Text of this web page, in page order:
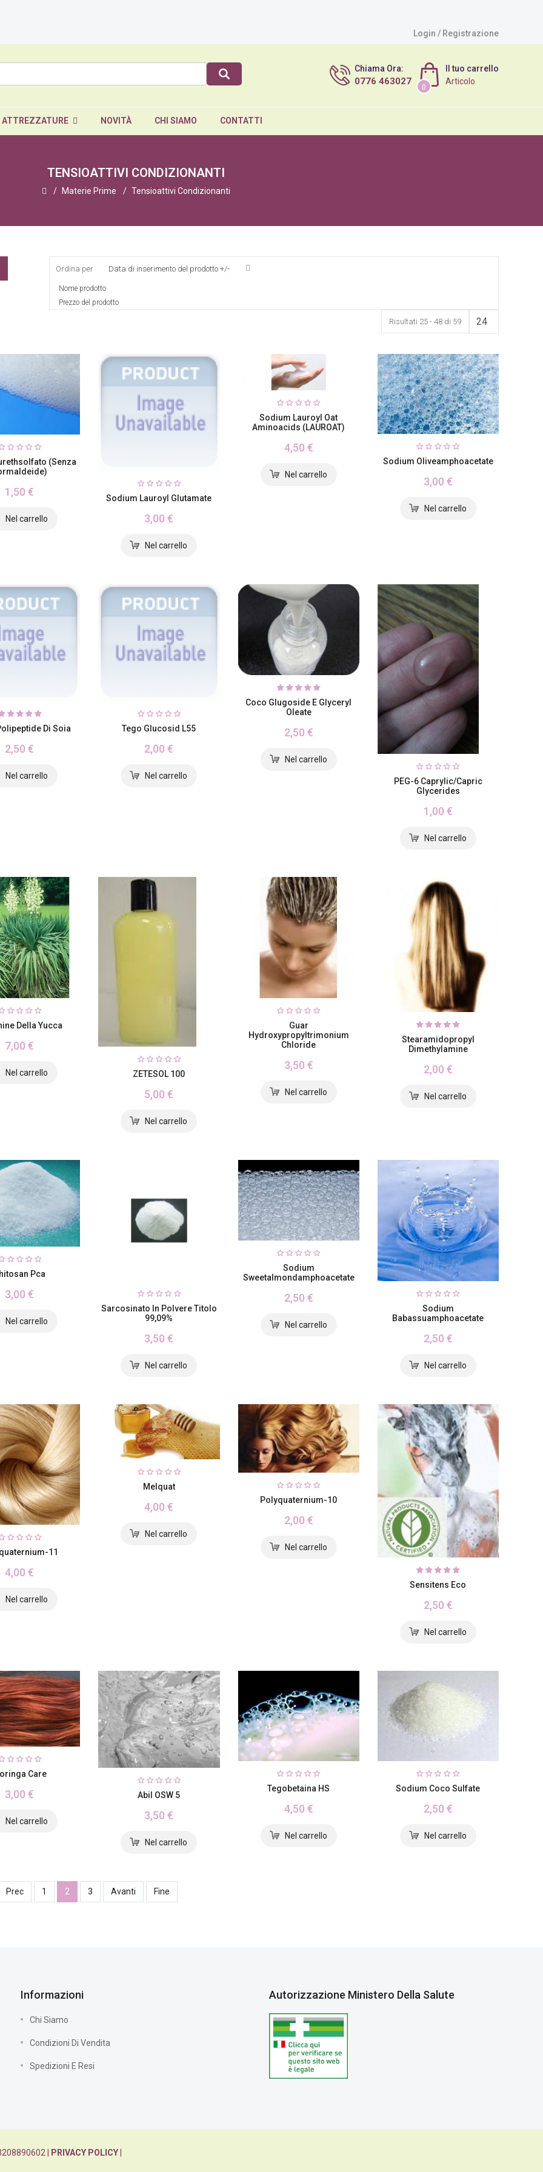
Login / Registrazione
Il tuo carrello
0
Articolo
Chiama Ora:
0776 463027
ATTREZZATURE NOVITÀ CHI SIAMO CONTATTI
TENSIOATTIVI CONDIZIONANTI
Materie Prime Tensioattivi Condizionanti
Ordina per Data di inserimento del prodotto +/-
Nome prodotto
Prezzo del prodotto
Risultati 25 - 48 di 59
(senza
1,50 €
Sodium Lauroyl Glutamate
3,00 €
Sodium Lauroyl Oat
Aminoacids (LAUROAT)
4,50 €
Sodium Oliveamphoacetate
3,00 €
Di Soia
2,50 €
Tego Glucosid L55
2,00 €
Coco Glugoside E Glyceryl
Oleate
2,50 €
PEG-6 Caprylic/Capric
Glycerides
1,00 €
Della Yucca
7,00 €
ZETESOL 100
5,00 €
Guar
Hydroxypropyltrimonium
Chloride
3,50 €
Stearamidopropyl
Dimethylamine
2,00 €
Pca
3,00 €
Sarcosinato In Polvere Titolo
99,09%
3,50 €
Sodium
Sweetalmondamphoacetate
2,50 €
Sodium
Babassuamphoacetate
2,50 €
11
4,00 €
Melquat
4,00 €
Polyquaternium-10
2,00 €
Sensitens Eco
2,50 €
Care
3,00 € Abil OSW 5
3,50 €
Tegobetaina HS
4,50 €
Sodium Coco Sulfate
2,50 €
Prec 1 2 3 Avanti Fine
Informazioni
Chi Siamo
Condizioni Di Vendita
Spedizioni E Resi
Autorizzazione Ministero Della Salute
| PRIVACY POLICY